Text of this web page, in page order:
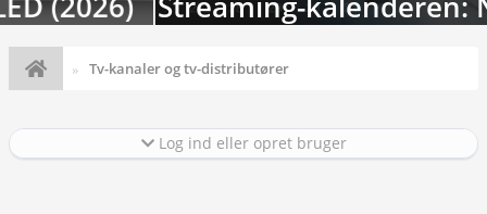
Tv-kanaler og tv-distributører
Log ind eller opret bruger